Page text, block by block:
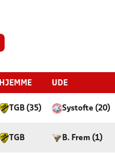
HJEMME UDE
TGB (35) Systofte (20)
TGB B. Frem (1)